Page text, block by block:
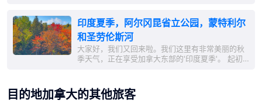
由瑞士人和德国人建立的，风景如画地坐落在大西
洋沿岸。 然后我们前往马霍恩湾，观赏了稻草人节
（'Scarecrow...
印度夏季，阿尔冈昆省立公园，蒙特利尔
和圣劳伦斯河
大家好，我们又回来啦。我们这里有非常美丽的秋
季天气，正在享受加拿大东部的'印度夏季'。 起初
伦多和渥太华的近郊休闲区，各种湖泊和绵延无尽
的森林随处可见。安大略省总共有大约250,000个
目的地加拿大的其他旅客